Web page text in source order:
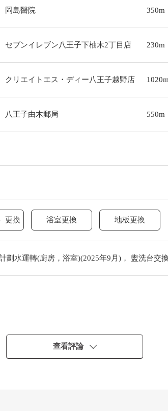
岡島醫院 350m
セブンイレブン八王子下柚木2丁目店 230m
クリエイトエス・ディー八王子越野店
八王子由木郵局 550m
更換 浴室更換 地板更換
劃水運轉(廚房，浴室)(2025年9月)， 盥洗台交
查看評論